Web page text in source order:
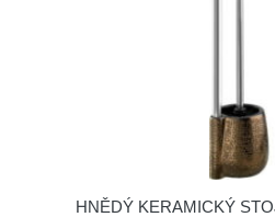
HNĚDÝ KERAMICKÝ